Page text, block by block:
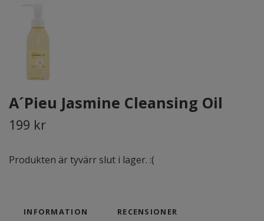
A´Pieu Jasmine Cleansing Oil
199 kr
Produkten är tyvärr slut i lager. :(
INFORMATION RECENSIONER